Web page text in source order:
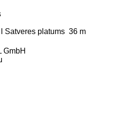
Satveres platums 36 m
GmbH